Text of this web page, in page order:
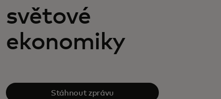
světové
ekonomiky
Stáhnout zprávu